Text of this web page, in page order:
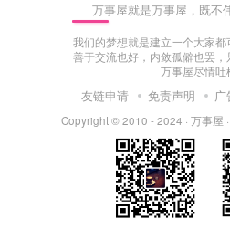
万事屋就是万事屋，既不
我们的梦想就是建立一个大家都
善于交流也好，内敛孤僻也罢
万事屋尽情吐
友链申请 免责声明 广
Copyright © 2010 - 2024 · 万事屋 ·